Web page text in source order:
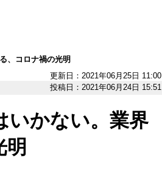
、コロナ禍の光明
更新日：2021年06月25日 11:00
投稿日：2021年06月24日 15:51
いかない。業界